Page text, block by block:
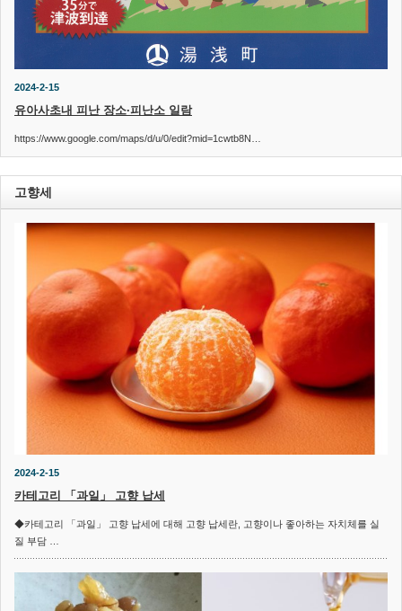
2024-2-15
유아사초내 피난 장소·피난소 일람
https://www.google.com/maps/d/u/0/edit?mid=1cwtb8N…
고향세
2024-2-15
카테고리 「과일」 고향 납세
◆카테고리 「과일」 고향 납세에 대해 고향 납세란, 고향이나 좋아하는 자치체를 실
질 부담 …